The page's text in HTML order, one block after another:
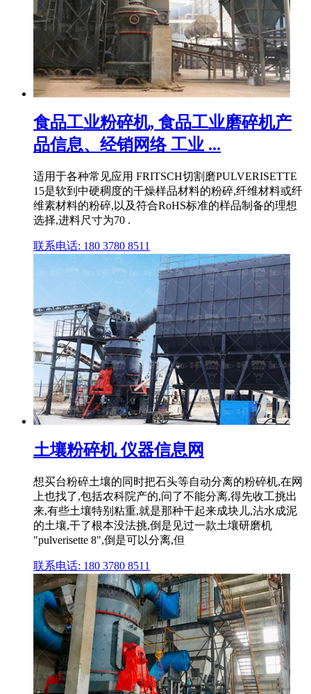
食品工业粉碎机, 食品工业磨碎机产
品信息、经销网络 工业 ...
适用于各种常见应用 FRITSCH切割磨PULVERISETTE
15是软到中硬稠度的干燥样品材料的粉碎,纤维材料或纤
维素材料的粉碎,以及符合RoHS标准的样品制备的理想
选择,进料尺寸为70 .
联系电话: 180 3780 8511
土壤粉碎机 仪器信息网
想买台粉碎土壤的同时把石头等自动分离的粉碎机,在网
上也找了,包括农科院产的,问了不能分离,得先收工挑出
来,有些土壤特别粘重,就是那种干起来成块儿,沾水成泥
的土壤,干了根本没法挑,倒是见过一款土壤研磨机
"pulverisette 8",倒是可以分离,但
联系电话: 180 3780 8511